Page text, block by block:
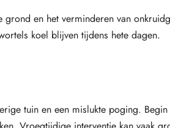
en het verminderen van
koel blijven tijdens hete dagen.
tuin en een mislukte poging.